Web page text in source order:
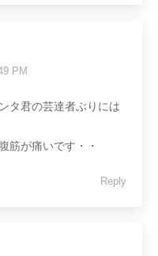
PM
タ君の芸達者ぶりには
筋が痛いです・・
Reply